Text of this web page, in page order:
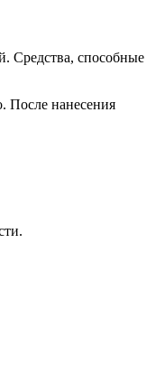
Средства, способные
После нанесения